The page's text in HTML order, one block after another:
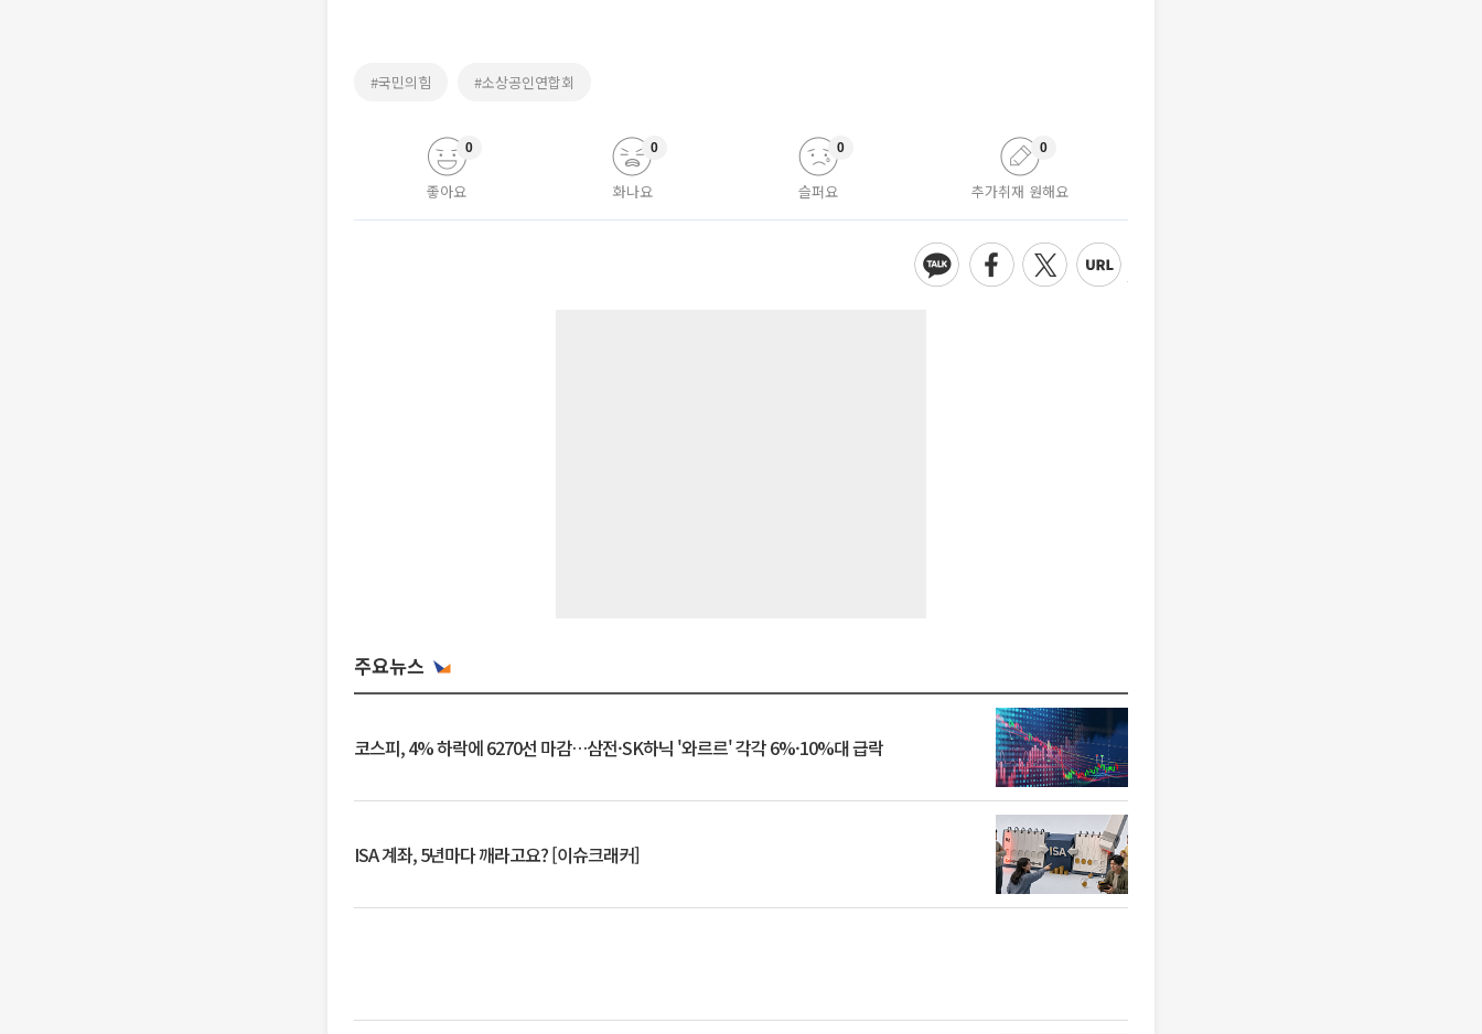
#국민의힘 #소상공인연합회
좋아요
0
화나요
0
슬퍼요
0
추가취재 원해요
0
주요뉴스
코스피, 4% 하락에 6270선 마감…삼전·SK하닉 '와르르' 각각 6%·10%대 급락
ISA 계좌, 5년마다 깨라고요? [이슈크래커]